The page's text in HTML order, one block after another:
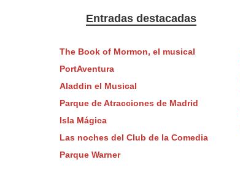
Entradas destacadas
The Book of Mormon, el musical
PortAventura
Aladdin el Musical
Parque de Atracciones de Madrid
Isla Mágica
Las noches del Club de la Comedia
Parque Warner